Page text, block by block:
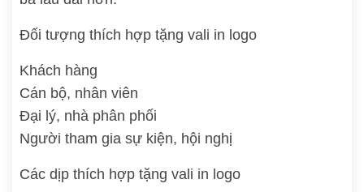
Đối tượng thích hợp tặng vali in logo
Khách hàng
Cán bộ, nhân viên
Đại lý, nhà phân phối
Người tham gia sự kiện, hội nghị
Các dịp thích hợp tặng vali in logo